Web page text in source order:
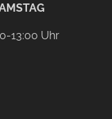
13:00 Uhr